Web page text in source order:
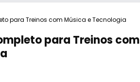
para Treinos com Música e Tecnologia
para Treinos com